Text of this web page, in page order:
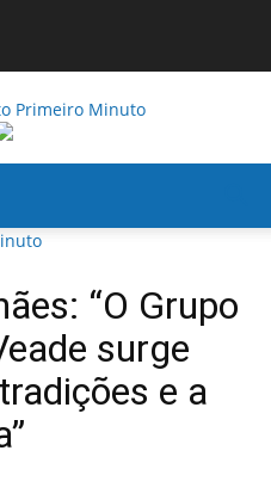
Primeiro Minuto
“O Grupo
surge
e a